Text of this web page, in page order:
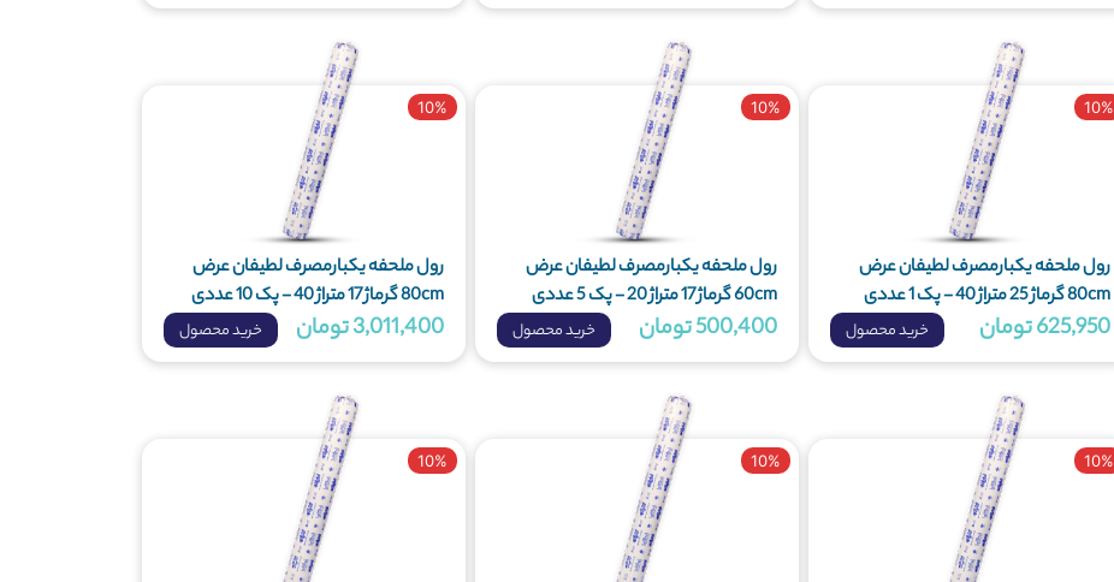
رول ملحفه یکبارمصرف لطیفان عرض
80cm گرماژ 25 متراژ 40 - پک 1 عددی
10%
625,950 تومان خرید محصول
رول ملحفه یکبارمصرف لطیفان عرض
60cm گرماژ 17 متراژ 20 - پک 5 عددی
10%
500,400 تومان خرید محصول
رول ملحفه یکبارمصرف لطیفان عرض
80cm گرماژ 17 متراژ 40 - پک 10 عددی
10%
3,011,400 تومان خرید محصول
10%
10%
10%